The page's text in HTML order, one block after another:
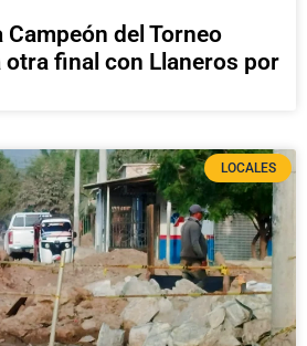
del Torneo
otra final con Llaneros por
LOCALES